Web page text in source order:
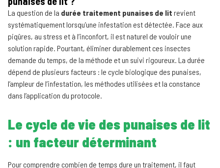
La question de la durée traitement punaises de lit revient
systématiquement lorsqu’une infestation est détectée. Face aux
piqûres, au stress et à l’inconfort, il est naturel de vouloir une
solution rapide. Pourtant, éliminer durablement ces insectes
demande du temps, de la méthode et un suivi rigoureux. La durée
dépend de plusieurs facteurs : le cycle biologique des punaises,
l’ampleur de l’infestation, les méthodes utilisées et la constance
dans l’application du protocole.
Le cycle de vie des punaises de lit
: un facteur déterminant
Pour comprendre combien de temps dure un traitement, il faut